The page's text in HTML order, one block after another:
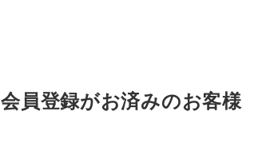
会員登録がお済みのお客様